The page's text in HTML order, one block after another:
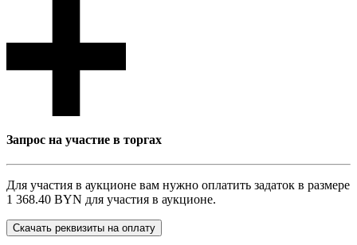
Запрос на участие в торгах
Для участия в аукционе вам нужно оплатить задаток в размере
1 368.40 BYN для участия в аукционе.
Скачать реквизиты на оплату